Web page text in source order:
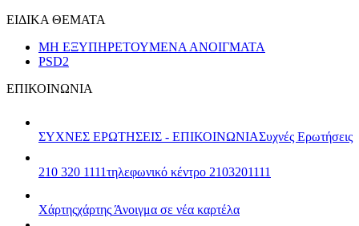
ΕΙΔΙΚΑ ΘΕΜΑΤΑ
ΜΗ ΕΞΥΠΗΡΕΤΟΥΜΕΝΑ ΑΝΟΙΓΜΑΤΑ
PSD2
ΕΠΙΚΟΙΝΩΝΙΑ
ΣΥΧΝΕΣ ΕΡΩΤΗΣΕΙΣ - ΕΠΙΚΟΙΝΩΝΙΑΣυχνές Ερωτήσεις
210 320 1111τηλεφωνικό κέντρο 2103201111
Χάρτηςχάρτης Άνοιγμα σε νέα καρτέλα